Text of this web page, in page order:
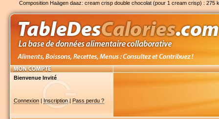
Composition Haägen daaz: cream crisp double chocolat (pour 1 cream crisp) : 275
Bienvenue Invité
Connexion| Inscription| Pass perdu ?